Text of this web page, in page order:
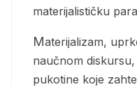
materijalističku
Materijalizam, uprkos svojoj dominaciji u
naučnom
pukotine koje